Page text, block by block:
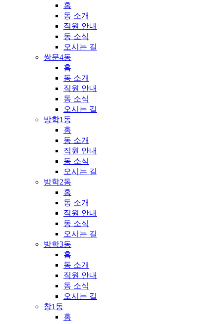
홈
동 소개
직원 안내
동 소식
오시는 길
쌍문4동
홈
동 소개
직원 안내
동 소식
오시는 길
방학1동
홈
동 소개
직원 안내
동 소식
오시는 길
방학2동
홈
동 소개
직원 안내
동 소식
오시는 길
방학3동
홈
동 소개
직원 안내
동 소식
오시는 길
창1동
홈